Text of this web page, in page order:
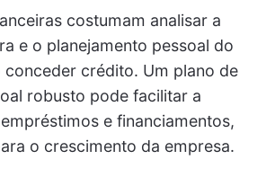
costumam analisar a
e o planejamento pessoal do
conceder crédito. Um plano de
robusto pode facilitar a
e financiamentos,
o crescimento da empresa.